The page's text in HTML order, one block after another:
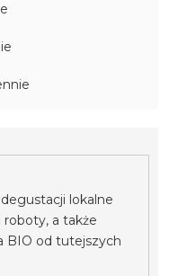
lokalne
a także
BIO od tutejszych